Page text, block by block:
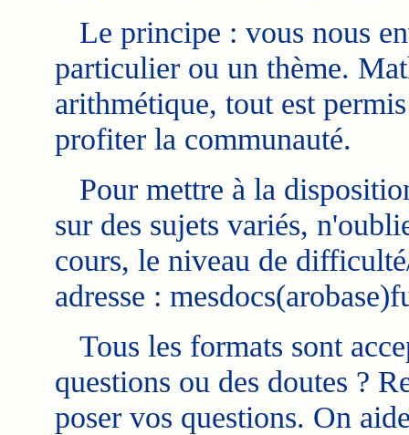
Le principe : vous nous
particulier ou un thème.
arithmétique, tout est
profiter la communauté.
Pour mettre à la
sur des sujets variés,
cours, le niveau de
adresse :
Tous les formats sont
questions ou des doutes ?
poser vos questions. On